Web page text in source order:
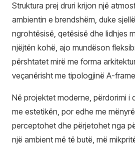
Struktura prej druri krijon një
ambientin e brendshëm, duke
ngrohtësisë, qetësisë dhe lidhjes
njëjtën kohë, ajo mundëson
përshtatet mirë me forma
veçanërisht me tipologjinë A-
Në projektet moderne, përdorimi i
me estetikën, por edhe me
perceptohet dhe përjetohet nga
një ambient më të butë, më